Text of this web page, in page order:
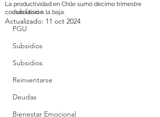
Jubilación
PGU
Subsidios
Subsidios
Reinventarse
Deudas
Bienestar Emocional
La productividad en Chile sumó décimo trimestre
consecutivo a la baja.
Actualizado: 11 oct 2024